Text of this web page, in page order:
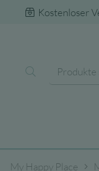
Kostenloser
My Happy Place